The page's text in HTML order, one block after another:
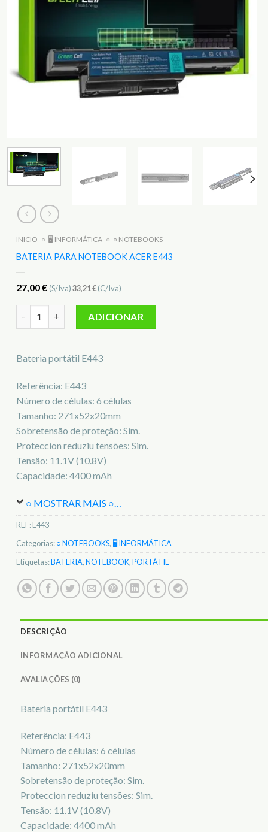
INICIO ○ 🖥️ INFORMÁTICA ○ ○ NOTEBOOKS
BATERIA PARA NOTEBOOK ACER E443
27,00€ (S/Iva)33,21€(C/Iva)
ADICIONAR
Bateria portátil E443
Referência: E443
Número de células: 6 células
Tamanho: 271x52x20mm
Sobretensão de proteção: Sim.
Proteccion reduziu tensões: Sim.
Tensão: 11.1V (10.8V)
Capacidade: 4400 mAh
○ MOSTRAR MAIS ○…
REF:E443
Categorias:○ NOTEBOOKS, 🖥️ INFORMÁTICA
Etiquetas:BATERIA,NOTEBOOK,PORTÁTIL
DESCRIÇÃO
INFORMAÇÃO ADICIONAL
AVALIAÇÕES (0)
Bateria portátil E443
Referência: E443
Número de células: 6 células
Tamanho: 271x52x20mm
Sobretensão de proteção: Sim.
Proteccion reduziu tensões: Sim.
Tensão: 11.1V (10.8V)
Capacidade: 4400 mAh